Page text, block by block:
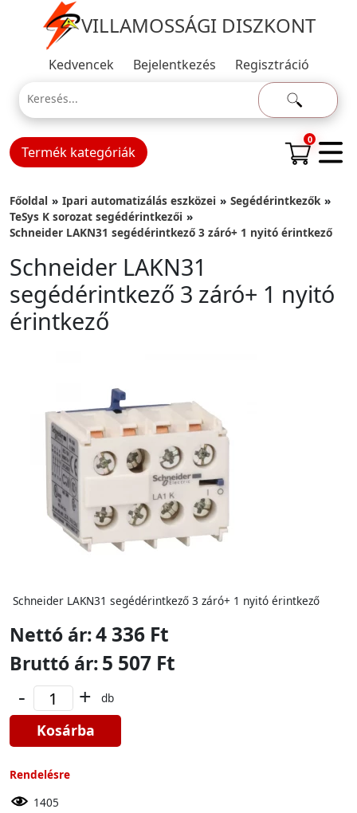
VILLAMOSSÁGI DISZKONT
Kedvencek Bejelentkezés Regisztráció
Termék kategóriák
0
Főoldal Ipari automatizálás eszközei
Segédérintkezők
TeSys K sorozat segédérintkezői
Schneider LAKN31 segédérintkező 3 záró+ 1 nyitó érintkező
Schneider LAKN31
segédérintkező 3 záró+ 1 nyitó
érintkező
Schneider LAKN31 segédérintkező 3 záró+ 1 nyitó érintkező
Nettó ár:4 336 Ft
Bruttó ár:5 507 Ft
- + db
Kosárba
Rendelésre
1405